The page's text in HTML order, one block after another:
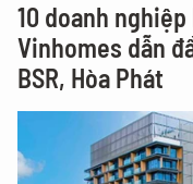
10 doanh
Vinhomes dẫn
BSR, Hòa Phát